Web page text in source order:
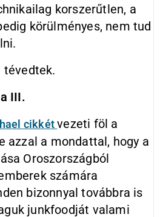
korszerűtlen, a
körülményes, nem tud
tévedtek.
III.
cikkétvezeti föl a
azzal a mondattal, hogy a
Oroszországból
számára
bizonnyal továbbra is
junkfoodját valami